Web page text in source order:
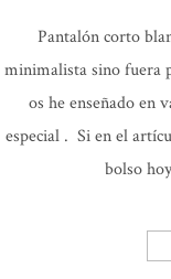
Pantalón corto
minimalista sino fuera
os he enseñado en
especial . Si en el
bolso